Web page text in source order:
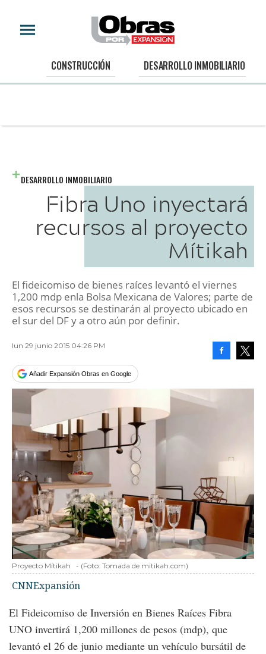
CONSTRUCCIÓN DESARROLLO INMOBILIARIO
DESARROLLO INMOBILIARIO
Fibra Uno inyectará
recursos al proyecto
Mítikah
El fideicomiso de bienes raíces levantó el viernes
1,200 mdp enla Bolsa Mexicana de Valores; parte de
esos recursos se destinarán al proyecto ubicado en
el sur del DF y a otro aún por definir.
lun 29 junio 2015 04:26 PM
Añadir Expansión Obras en Google
Proyecto Mítikah - (Foto: Tomada de mitikah.com)
CNNExpansión
El Fideicomiso de Inversión en Bienes Raíces Fibra
UNO invertirá 1,200 millones de pesos (mdp), que
levantó el 26 de junio mediante un vehículo bursátil de